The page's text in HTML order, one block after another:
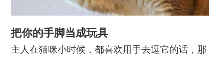
把你的手脚当成玩具
主人在猫咪小时候，都喜欢用手去逗它的话，那